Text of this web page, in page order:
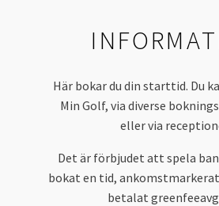
Här bokar du din starttid. Du
Min Golf, via diverse
eller via
Det är förbjudet att spela
bokat en tid,
betalat